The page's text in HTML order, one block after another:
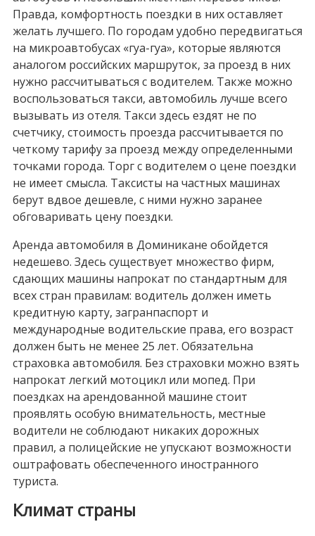
Правда, комфортность поездки в них оставляет
желать лучшего. По городам удобно передвигаться
на микроавтобусах «гуа-гуа», которые являются
аналогом российских маршруток, за проезд в них
нужно рассчитываться с водителем. Также можно
воспользоваться такси, автомобиль лучше всего
вызывать из отеля. Такси здесь ездят не по
счетчику, стоимость проезда рассчитывается по
четкому тарифу за проезд между определенными
точками города. Торг с водителем о цене поездки
не имеет смысла. Таксисты на частных машинах
берут вдвое дешевле, с ними нужно заранее
обговаривать цену поездки.
Аренда автомобиля в Доминикане обойдется
недешево. Здесь существует множество фирм,
сдающих машины напрокат по стандартным для
всех стран правилам: водитель должен иметь
кредитную карту, загранпаспорт и
международные водительские права, его возраст
должен быть не менее 25 лет. Обязательна
страховка автомобиля. Без страховки можно взять
напрокат легкий мотоцикл или мопед. При
поездках на арендованной машине стоит
проявлять особую внимательность, местные
водители не соблюдают никаких дорожных
правил, а полицейские не упускают возможности
оштрафовать обеспеченного иностранного
туриста.
Климат страны